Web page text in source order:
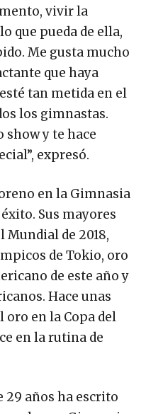
vivir la
que pueda de ella,
Me gusta mucho
que haya
tan metida en el
los gimnastas.
show y te hace
expresó.
en la Gimnasia
Sus mayores
Mundial de 2018,
de Tokio, oro
de este año y
Hace unas
oro en la Copa del
en la rutina de
29 años ha escrito